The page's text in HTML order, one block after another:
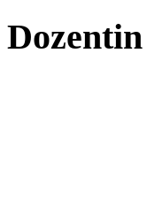
Dozentin